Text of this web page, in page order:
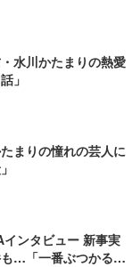
水川かたまりの熱愛
」
まりの憧れの芸人に
インタビュー 新事実
…「一番ぶつかる」